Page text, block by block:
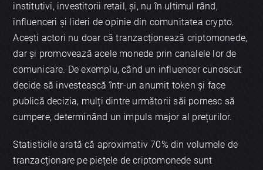
institutivi, investitorii retail, și, nu în ultimul rând,
influenceri și lideri de opinie din comunitatea crypto.
Acești actori nu doar că tranzacționează criptomonede,
dar și promovează acele monede prin canalele lor de
comunicare. De exemplu, când un influencer cunoscut
decide să investească într-un anumit token și face
publică decizia, mulți dintre următorii săi pornesc să
cumpere, determinând un impuls major al prețurilor.
Statisticile arată că aproximativ 70% din volumele de
tranzacționare pe piețele de criptomonede sunt